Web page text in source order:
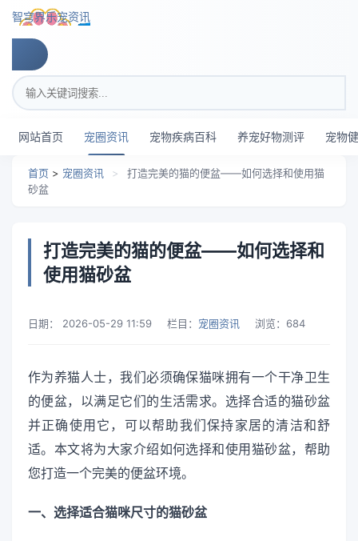
跳转到主要内容
智穹界乐宠资讯
搜索关键词
网站首页 宠圈资讯 宠物疾病百科 养宠好物测评 宠物
首页 > 宠圈资讯 >
打造完美的猫的便盆——如何选择和使用猫
砂盆
打造完美的猫的便盆——如何选择和
使用猫砂盆
日期： 2026-05-29 11:59 栏目： 宠圈资讯 浏览： 684
作为养猫人士，我们必须确保猫咪拥有一个干净卫生
的便盆，以满足它们的生活需求。选择合适的猫砂盆
并正确使用它，可以帮助我们保持家居的清洁和舒
适。本文将为大家介绍如何选择和使用猫砂盆，帮助
您打造一个完美的便盆环境。
一、选择适合猫咪尺寸的猫砂盆